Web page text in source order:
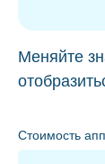
Стоимость
Меняйте